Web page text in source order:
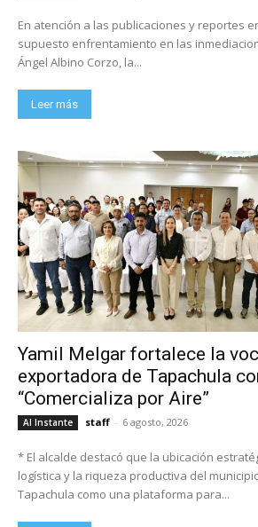
En atención a las publicaciones y reportes
supuesto enfrentamiento en las
Ángel Albino Corzo, la...
Leer más
Yamil Melgar fortalece la
exportadora de Tapachula
“Comercializa por Aire”
Al Instante staff - 6 agosto, 2026
* El alcalde destacó que la ubicación
logística y la riqueza productiva del
Tapachula como una plataforma para...